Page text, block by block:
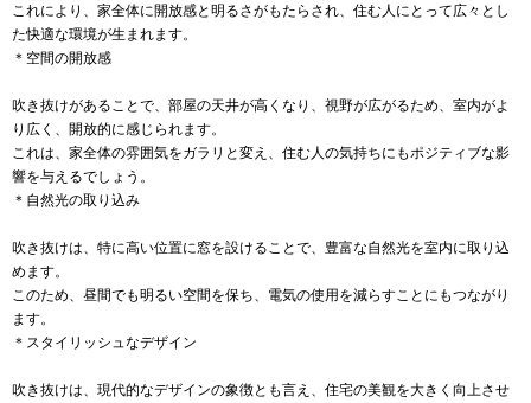
これにより、家全体に開放感と明るさがもたらされ、住む人にとって広々とし
た快適な環境が生まれます。
＊空間の開放感
吹き抜けがあることで、部屋の天井が高くなり、視野が広がるため、室内がよ
り広く、開放的に感じられます。
これは、家全体の雰囲気をガラリと変え、住む人の気持ちにもポジティブな影
響を与えるでしょう。
＊自然光の取り込み
吹き抜けは、特に高い位置に窓を設けることで、豊富な自然光を室内に取り込
めます。
このため、昼間でも明るい空間を保ち、電気の使用を減らすことにもつながり
ます。
＊スタイリッシュなデザイン
吹き抜けは、現代的なデザインの象徴とも言え、住宅の美観を大きく向上させ